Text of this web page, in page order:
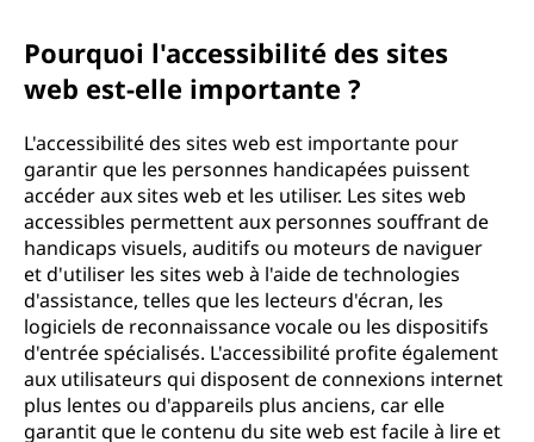
Pourquoi l'accessibilité des sites
web est-elle importante ?
L'accessibilité des sites web est importante pour
garantir que les personnes handicapées puissent
accéder aux sites web et les utiliser. Les sites web
accessibles permettent aux personnes souffrant de
handicaps visuels, auditifs ou moteurs de naviguer
et d'utiliser les sites web à l'aide de technologies
d'assistance, telles que les lecteurs d'écran, les
logiciels de reconnaissance vocale ou les dispositifs
d'entrée spécialisés. L'accessibilité profite également
aux utilisateurs qui disposent de connexions internet
plus lentes ou d'appareils plus anciens, car elle
garantit que le contenu du site web est facile à lire et